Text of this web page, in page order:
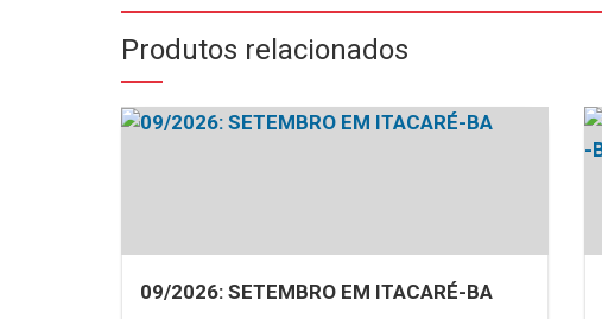
Produtos relacionados
09/2026: SETEMBRO EM ITACARÉ-BA